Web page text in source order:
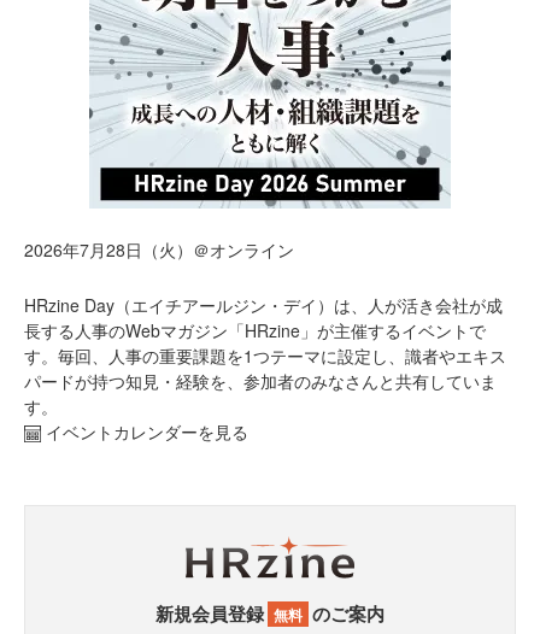
2026年7月28日（火）＠オンライン
HRzine Day（エイチアールジン・デイ）は、人が活き会社が成
長する人事のWebマガジン「HRzine」が主催するイベントで
す。毎回、人事の重要課題を1つテーマに設定し、識者やエキス
パードが持つ知見・経験を、参加者のみなさんと共有していま
す。
イベントカレンダーを見る
新規会員登録 無料 のご案内